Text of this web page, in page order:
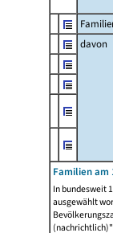
davon
Familien am
In bundesweit
ausgewählt